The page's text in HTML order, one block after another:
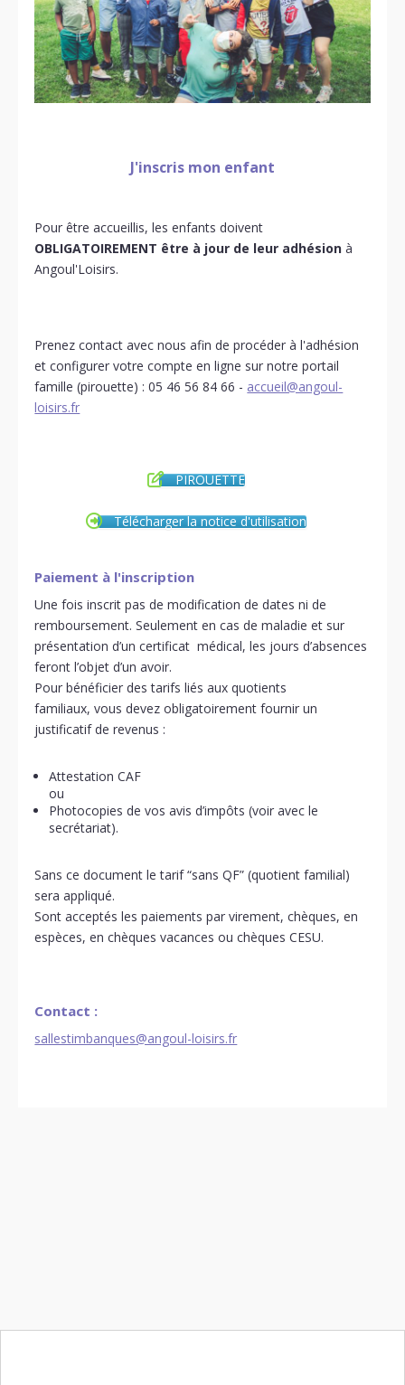
J'inscris mon enfant
Pour être accueillis, les enfants doivent
OBLIGATOIREMENT être à jour de leur adhésionà
Angoul'Loisirs.
Prenez contact avec nous afin de procéder à l'adhésion
et configurer votre compte en ligne sur notre portail
famille (pirouette) : 05 46 56 84 66 - accueil@angoul-
loisirs.fr
PIROUETTE
Télécharger la notice d'utilisation
Paiement à l'inscription
Une fois inscrit pas de modification de dates ni de
remboursement. Seulement en cas de maladie et sur
présentation d’un certificat médical, les jours d’absences
feront l’objet d’un avoir.
Pour bénéficier des tarifs liés aux quotients
familiaux, vous devez obligatoirement fournir un
justificatif de revenus :
Attestation CAF
ou
Photocopies de vos avis d’impôts (voir avec le
secrétariat).
Sans ce document le tarif “sans QF” (quotient familial)
sera appliqué.
Sont acceptés les paiements par virement, chèques, en
espèces, en chèques vacances ou chèques CESU.
Contact :
sallestimbanques@angoul-loisirs.fr